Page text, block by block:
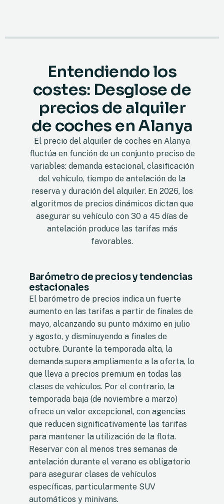
Entendiendo los
costes: Desglose de
precios de alquiler
de coches en Alanya
El precio del alquiler de coches en Alanya
fluctúa en función de un conjunto preciso de
variables: demanda estacional, clasificación
del vehículo, tiempo de antelación de la
reserva y duración del alquiler. En 2026, los
algoritmos de precios dinámicos dictan que
asegurar su vehículo con 30 a 45 días de
antelación produce las tarifas más
favorables.
Barómetro de precios y tendencias
estacionales
El barómetro de precios indica un fuerte
aumento en las tarifas a partir de finales de
mayo, alcanzando su punto máximo en julio
y agosto, y disminuyendo a finales de
octubre. Durante la temporada alta, la
demanda supera ampliamente a la oferta, lo
que lleva a precios premium en todas las
clases de vehículos. Por el contrario, la
temporada baja (de noviembre a marzo)
ofrece un valor excepcional, con agencias
que reducen significativamente las tarifas
para mantener la utilización de la flota.
Reservar con al menos tres semanas de
antelación durante el verano es obligatorio
para asegurar clases de vehículos
específicas, particularmente SUV
automáticos y minivans.